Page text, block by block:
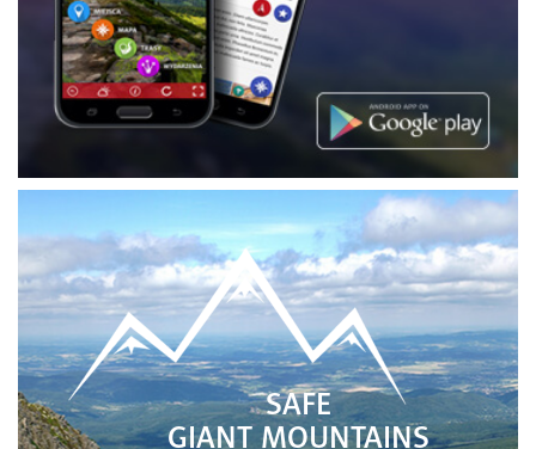
SAFE
GIANT MOUNTAINS